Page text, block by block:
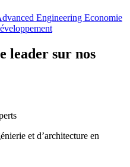
Engineering Economie
leader sur nos
et d’architecture en